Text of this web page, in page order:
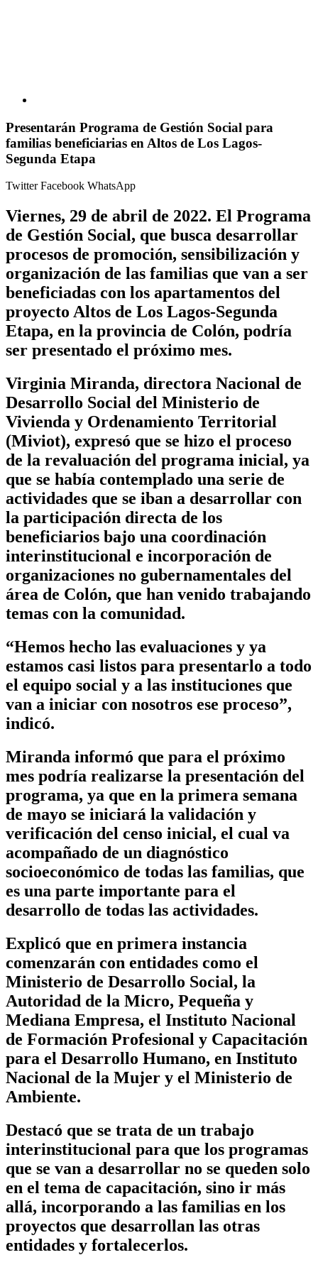
Presentarán Programa de Gestión Social para
familias beneficiarias en Altos de Los Lagos-
Segunda Etapa
TwitterFacebook WhatsApp
Viernes, 29 de abril de 2022. El Programa
de Gestión Social, que busca desarrollar
procesos de promoción, sensibilización y
organización de las familias que van a ser
beneficiadas con los apartamentos del
proyecto Altos de Los Lagos-Segunda
Etapa, en la provincia de Colón, podría
ser presentado el próximo mes.
Virginia Miranda, directora Nacional de
Desarrollo Social del Ministerio de
Vivienda y Ordenamiento Territorial
(Miviot), expresó que se hizo el proceso
de la revaluación del programa inicial, ya
que se había contemplado una serie de
actividades que se iban a desarrollar con
la participación directa de los
beneficiarios bajo una coordinación
interinstitucional e incorporación de
organizaciones no gubernamentales del
área de Colón, que han venido trabajando
temas con la comunidad.
“Hemos hecho las evaluaciones y ya
estamos casi listos para presentarlo a todo
el equipo social y a las instituciones que
van a iniciar con nosotros ese proceso”,
indicó.
Miranda informó que para el próximo
mes podría realizarse la presentación del
programa, ya que en la primera semana
de mayo se iniciará la validación y
verificación del censo inicial, el cual va
acompañado de un diagnóstico
socioeconómico de todas las familias, que
es una parte importante para el
desarrollo de todas las actividades.
Explicó que en primera instancia
comenzarán con entidades como el
Ministerio de Desarrollo Social, la
Autoridad de la Micro, Pequeña y
Mediana Empresa, el Instituto Nacional
de Formación Profesional y Capacitación
para el Desarrollo Humano, en Instituto
Nacional de la Mujer y el Ministerio de
Ambiente.
Destacó que se trata de un trabajo
interinstitucional para que los programas
que se van a desarrollar no se queden solo
en el tema de capacitación, sino ir más
allá, incorporando a las familias en los
proyectos que desarrollan las otras
entidades y fortalecerlos.